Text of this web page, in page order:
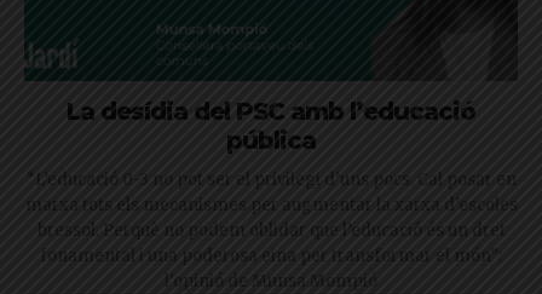
La desídia del PSC amb l’educació
pública
“L’educació 0-3 no pot ser el privilegi d’uns pocs. Cal posar en
marxa tots els mecanismes per augmentar la xarxa d’escoles
bressol. Perquè no podem oblidar que l’educació és un dret
fonamental i una poderosa eina per transformar el món”:
l'opinió de Munsa Mompió